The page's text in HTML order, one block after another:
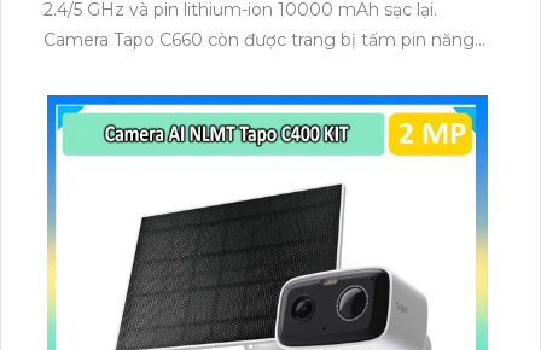
2.4/5 GHz và pin lithium-ion 10000 mAh sạc lại.
Camera Tapo C660 còn được trang bị tấm pin năng
thú cưng, phương tiện, lưu trữ thẻ microSD tối đa 512
GB.